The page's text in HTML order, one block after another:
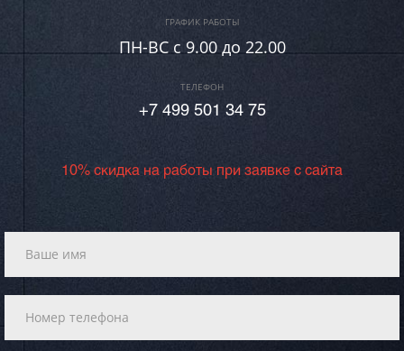
ГРАФИК РАБОТЫ
ПН-ВC c 9.00 до 22.00
ТЕЛЕФОН
+7 499 501 34 75
10% скидка на работы при заявке с сайта